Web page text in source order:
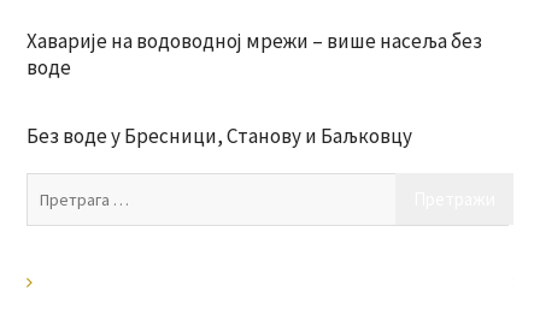
Хаварије на водоводној мрежи – више насеља без
воде
Без воде у Бресници, Станову и Баљковцу